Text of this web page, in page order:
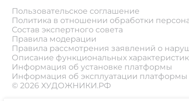
Пользовательское соглашение
Политика в отношении обработки
Состав экспертного совета
Правила модерации
Правила рассмотрения заявлений о
Описание функциональных
Информация об установке платформы
Информация об эксплуатации платформы
© 2026 ХУДОЖНИКИ.РФ